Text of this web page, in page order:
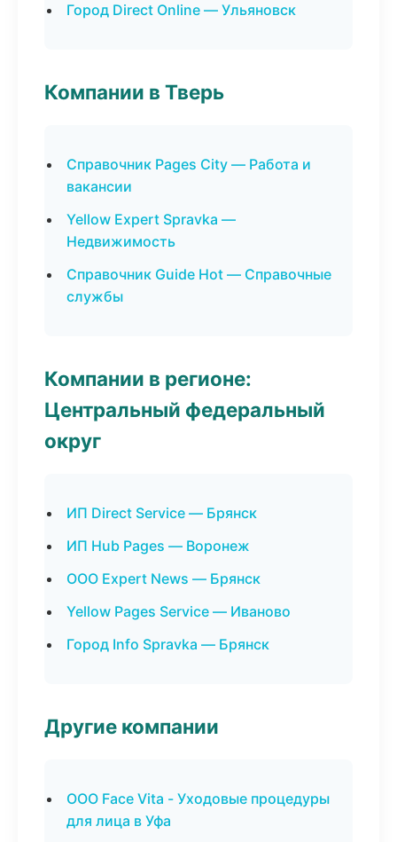
Город Direct Online — Ульяновск
Компании в Тверь
Справочник Pages City — Работа и
вакансии
Yellow Expert Spravka —
Недвижимость
Справочник Guide Hot — Справочные
службы
Компании в регионе:
Центральный федеральный
округ
ИП Direct Service — Брянск
ИП Hub Pages — Воронеж
ООО Expert News — Брянск
Yellow Pages Service — Иваново
Город Info Spravka — Брянск
Другие компании
ООО Face Vita - Уходовые процедуры
для лица в Уфа